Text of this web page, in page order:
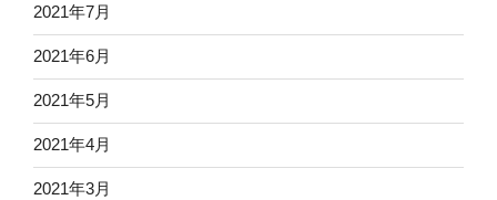
2021年7月
2021年6月
2021年5月
2021年4月
2021年3月